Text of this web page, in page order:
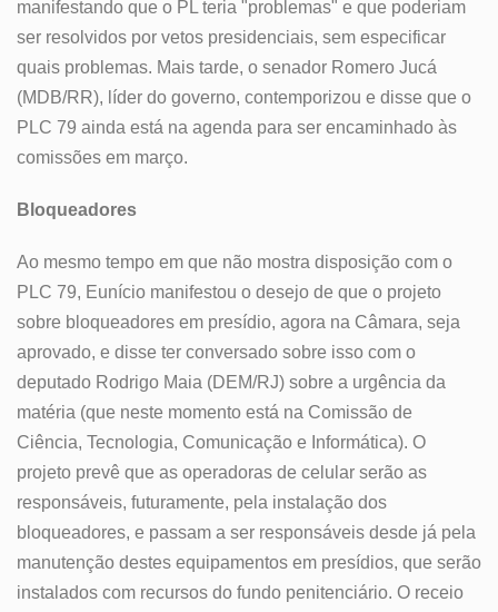
manifestando que o PL teria "problemas" e que poderiam
ser resolvidos por vetos presidenciais, sem especificar
quais problemas. Mais tarde, o senador Romero Jucá
(MDB/RR), líder do governo, contemporizou e disse que o
PLC 79 ainda está na agenda para ser encaminhado às
comissões em março.
Bloqueadores
Ao mesmo tempo em que não mostra disposição com o
PLC 79, Eunício manifestou o desejo de que o projeto
sobre bloqueadores em presídio, agora na Câmara, seja
aprovado, e disse ter conversado sobre isso com o
deputado Rodrigo Maia (DEM/RJ) sobre a urgência da
matéria (que neste momento está na Comissão de
Ciência, Tecnologia, Comunicação e Informática). O
projeto prevê que as operadoras de celular serão as
responsáveis, futuramente, pela instalação dos
bloqueadores, e passam a ser responsáveis desde já pela
manutenção destes equipamentos em presídios, que serão
instalados com recursos do fundo penitenciário. O receio